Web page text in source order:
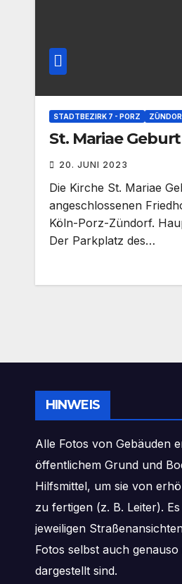
STADTBEZIRK 7 - PORZ
St. Mariae Geburt
20. JUNI 2023
Die Kirche St. Mariae
angeschlossenen
Köln-Porz-Zündorf.
Der Parkplatz des…
HINWEIS
Alle Fotos von Gebäuden
öffentlichem Grund und
Hilfsmittel, um sie von
zu fertigen (z. B. Leiter).
jeweiligen
Fotos selbst auch
dargestellt sind.